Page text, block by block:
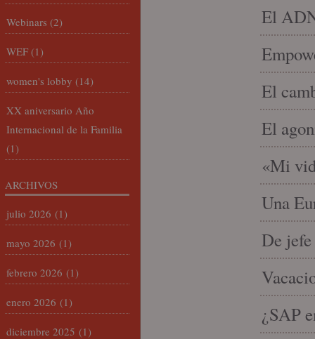
El
El
El
«Mi
Una
De
¿SAP
Webinars (2)
WEF (1)
women's lobby (14)
XX aniversario Año
Internacional de la Familia
(1)
ARCHIVOS
julio 2026 (1)
mayo 2026 (1)
febrero 2026 (1)
enero 2026 (1)
diciembre 2025 (1)